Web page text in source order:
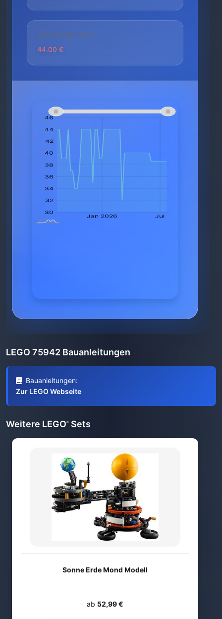
HÖCHSTER PREIS
44.00 €
LEGO 75942 Bauanleitungen
Bauanleitungen:
Zur LEGO Webseite
Weitere LEGO® Sets
Sonne Erde Mond Modell
ab 52,99 €